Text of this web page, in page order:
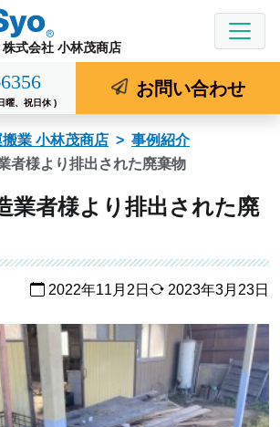
式会社 小林茂商店
曜、祝日休 )
お問い合わせ
業 小林茂商店
事例紹介
者様より排出された廃棄物
業者様より排出された廃
2022年11月2日 2023年3月23日